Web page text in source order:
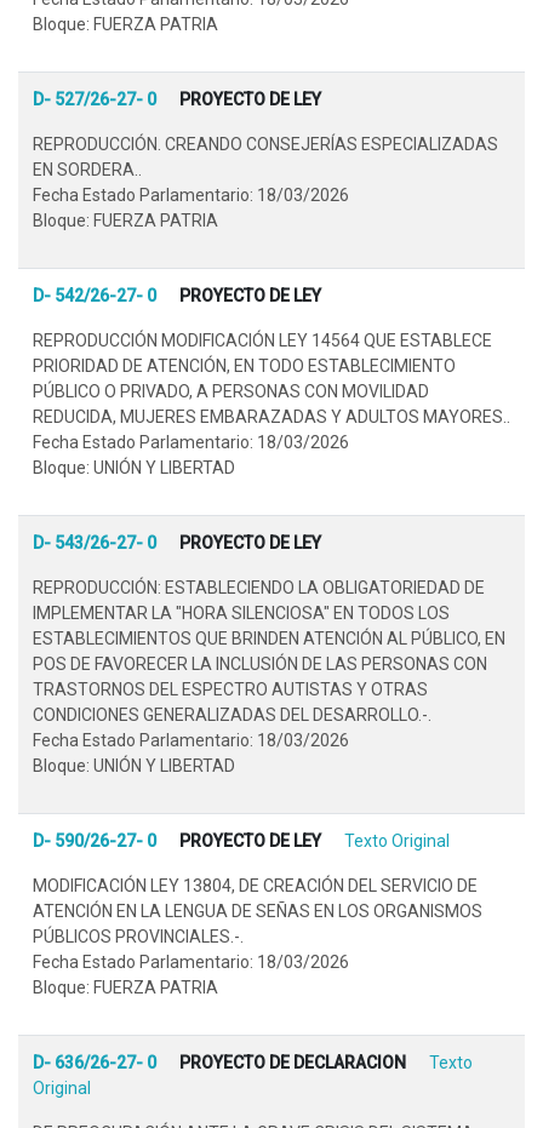
Bloque: FUERZA PATRIA
D- 527/26-27- 0 PROYECTO DE LEY
REPRODUCCIÓN. CREANDO CONSEJERÍAS ESPECIALIZADAS
EN SORDERA..
Fecha Estado Parlamentario: 18/03/2026
Bloque: FUERZA PATRIA
D- 542/26-27- 0 PROYECTO DE LEY
REPRODUCCIÓN MODIFICACIÓN LEY 14564 QUE ESTABLECE
PRIORIDAD DE ATENCIÓN, EN TODO ESTABLECIMIENTO
PÚBLICO O PRIVADO, A PERSONAS CON MOVILIDAD
REDUCIDA, MUJERES EMBARAZADAS Y ADULTOS MAYORES..
Fecha Estado Parlamentario: 18/03/2026
Bloque: UNIÓN Y LIBERTAD
D- 543/26-27- 0 PROYECTO DE LEY
REPRODUCCIÓN: ESTABLECIENDO LA OBLIGATORIEDAD DE
IMPLEMENTAR LA "HORA SILENCIOSA" EN TODOS LOS
ESTABLECIMIENTOS QUE BRINDEN ATENCIÓN AL PÚBLICO, EN
POS DE FAVORECER LA INCLUSIÓN DE LAS PERSONAS CON
TRASTORNOS DEL ESPECTRO AUTISTAS Y OTRAS
CONDICIONES GENERALIZADAS DEL DESARROLLO.-.
Fecha Estado Parlamentario: 18/03/2026
Bloque: UNIÓN Y LIBERTAD
D- 590/26-27- 0 PROYECTO DE LEY Texto Original
MODIFICACIÓN LEY 13804, DE CREACIÓN DEL SERVICIO DE
ATENCIÓN EN LA LENGUA DE SEÑAS EN LOS ORGANISMOS
PÚBLICOS PROVINCIALES.-.
Fecha Estado Parlamentario: 18/03/2026
Bloque: FUERZA PATRIA
D- 636/26-27- 0 PROYECTO DE DECLARACION
Texto
Original